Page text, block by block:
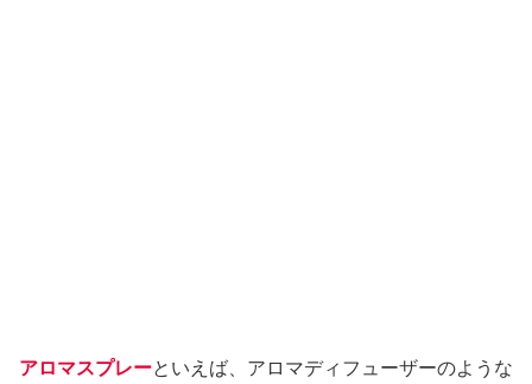
アロマスプレーといえば、アロマディフューザーのような